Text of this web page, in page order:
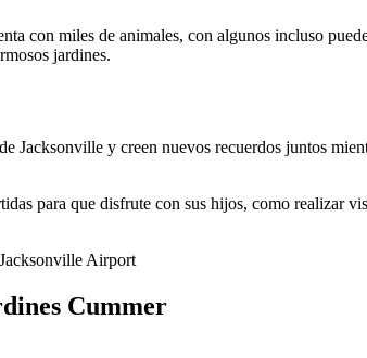
con miles de animales, con algunos incluso
jardines.
Jacksonville y creen nuevos recuerdos juntos
para que disfrute con sus hijos, como realizar
Airport
Cummer